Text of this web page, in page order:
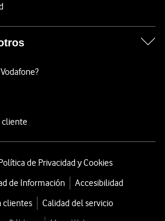
cliente
de Privacidad y Cookies
de Información
Accesibilidad
clientes
Calidad del servicio